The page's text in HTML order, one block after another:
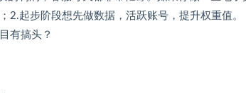
2.起步阶段想先做数据，活跃账号，提升权重值。
有搞头？